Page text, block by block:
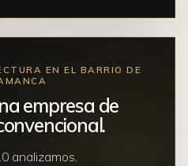
EN EL BARRIO DE
empresa de
analizamos,